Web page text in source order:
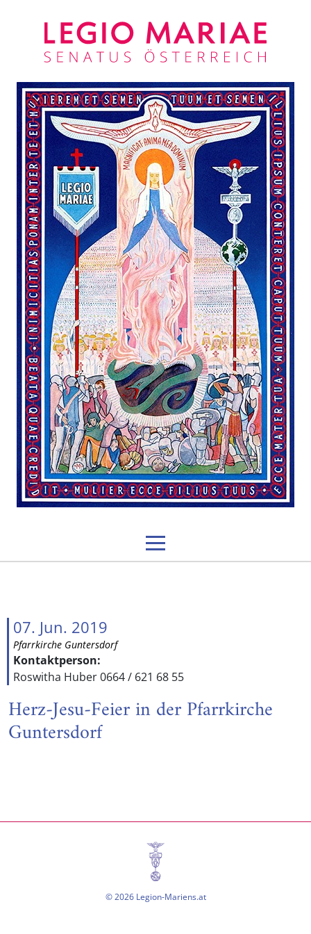
07. Jun. 2019
Pfarrkirche Guntersdorf
Kontaktperson:
Roswitha Huber 0664 / 621 68 55
Herz-Jesu-Feier in der Pfarrkirche
Guntersdorf
© 2026 Legion-Mariens.at